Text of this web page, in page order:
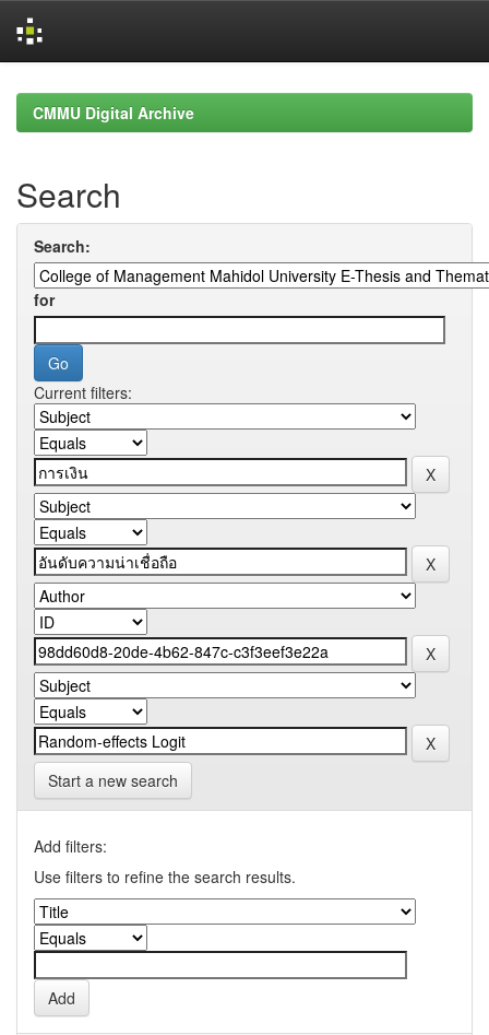
navigationCMMU Digital Archive
Search
Search:
for
Current filters:
Start a new search
Add filters:
Use filters to refine the search results.